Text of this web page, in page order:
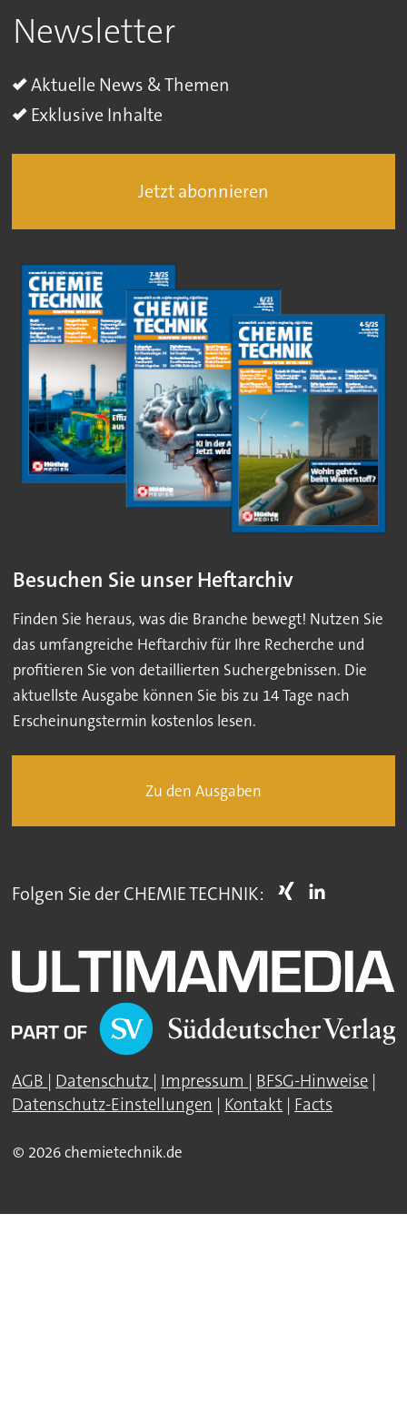
Newsletter
Aktuelle News & Themen
Exklusive Inhalte
Jetzt abonnieren
Besuchen Sie unser Heftarchiv
Finden Sie heraus, was die Branche bewegt! Nutzen Sie
das umfangreiche Heftarchiv für Ihre Recherche und
profitieren Sie von detaillierten Suchergebnissen. Die
aktuellste Ausgabe können Sie bis zu 14 Tage nach
Erscheinungstermin kostenlos lesen.
Zu den Ausgaben
Folgen Sie der CHEMIE TECHNIK:
AGB | Datenschutz | Impressum | BFSG-Hinweise |
Datenschutz-Einstellungen | Kontakt | Facts
© 2026 chemietechnik.de